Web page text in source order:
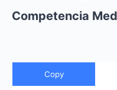
Competencia
Copy